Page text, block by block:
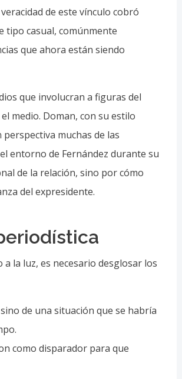
de este vínculo cobró
tipo casual, comúnmente
que ahora están siendo
que involucran a figuras del
medio. Doman, con su estilo
muchas de las
entorno de Fernández durante su
de la relación, sino por cómo
del expresidente.
la luz, es necesario desglosar los
de una situación que se habría
como disparador para que